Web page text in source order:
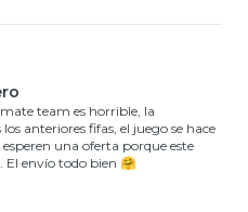
team es horrible, la
anteriores fifas, el juego se hace
una oferta porque este
El envío todo bien 🤗